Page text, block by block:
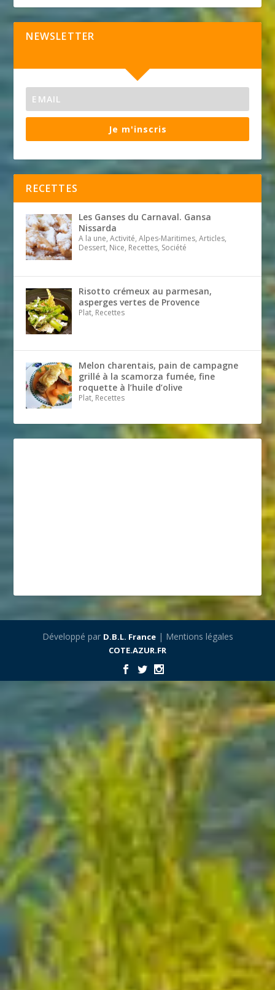
NEWSLETTER
Je m'inscris
RECETTES
Les Ganses du Carnaval. Gansa
Nissarda
A la une, Activité, Alpes-Maritimes, Articles,
Dessert, Nice, Recettes, Société
Risotto crémeux au parmesan,
asperges vertes de Provence
Plat, Recettes
Melon charentais, pain de campagne
grillé à la scamorza fumée, fine
roquette à l’huile d’olive
Plat, Recettes
Développé par D.B.L. France| Mentions légales
COTE.AZUR.FR